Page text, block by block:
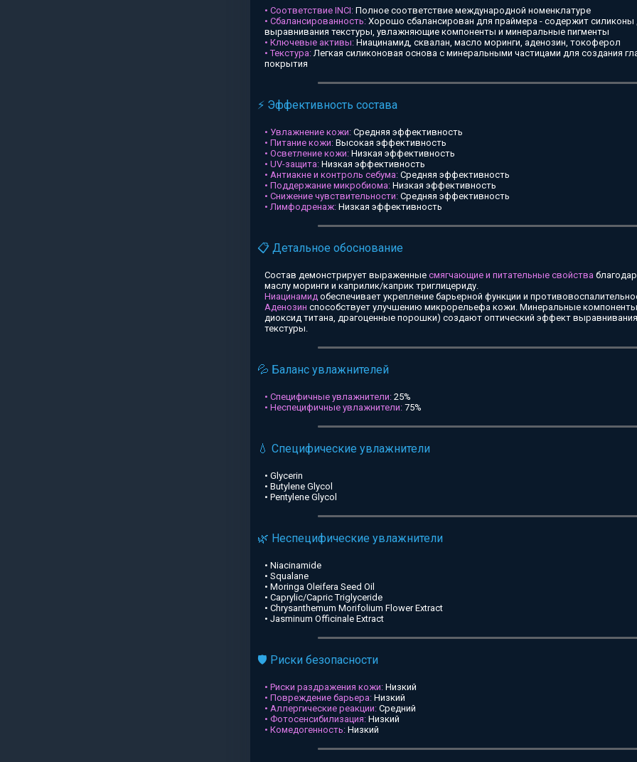
• Соответствие INCI: Полное соответствие международной номенклатуре
• Сбалансированность: Хорошо сбалансирован для праймера - содержит силиконы
выравнивания текстуры, увлажняющие компоненты и минеральные пигменты
• Ключевые активы: Ниацинамид, сквалан, масло моринги, аденозин, токоферол
• Текстура:Легкая силиконовая основа с минеральными частицами для создания
покрытия
⚡ Эффективность состава
• Увлажнение кожи: Средняя эффективность
• Питание кожи: Высокая эффективность
• Осветление кожи: Низкая эффективность
• UV-защита: Низкая эффективность
• Антиакне и контроль себума: Средняя эффективность
• Поддержание микробиома: Низкая эффективность
• Снижение чувствительности: Средняя эффективность
• Лимфодренаж: Низкая эффективность
📋 Детальное обоснование
Состав демонстрирует выраженные смягчающие и питательные свойства
маслу моринги и каприлик/каприк триглицериду.
Ниацинамид обеспечивает укрепление барьерной функции и
Аденозин способствует улучшению микрорельефа кожи. Минеральные
диоксид титана, драгоценные порошки) создают оптический эффект
текстуры.
💦 Баланс увлажнителей
• Специфичные увлажнители: 25%
• Неспецифичные увлажнители: 75%
💧 Специфические увлажнители
• Glycerin
• Butylene Glycol
• Pentylene Glycol
🌿 Неспецифические увлажнители
• Niacinamide
• Squalane
• Moringa Oleifera Seed Oil
• Caprylic/Capric Triglyceride
• Chrysanthemum Morifolium Flower Extract
• Jasminum Officinale Extract
🛡️ Риски безопасности
• Риски раздражения кожи: Низкий
• Повреждение барьера: Низкий
• Аллергические реакции: Средний
• Фотосенсибилизация: Низкий
• Комедогенность: Низкий